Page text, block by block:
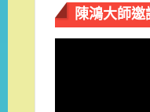
陳鴻大師